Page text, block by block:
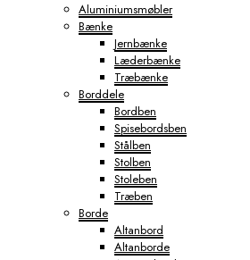
Aluminiumsmøbler
Bænke
Jernbænke
Læderbænke
Træbænke
Borddele
Bordben
Spisebordsben
Stålben
Stolben
Stoleben
Træben
Borde
Altanbord
Altanborde